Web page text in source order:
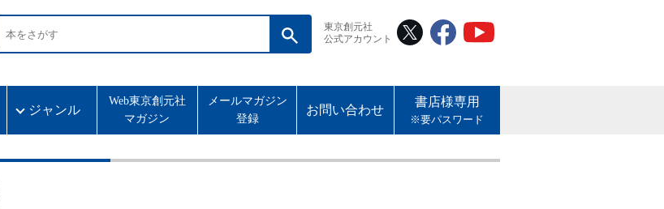
東京創元社
公式アカウント
ジャンル
Web東京創元社
マガジン
メールマガジン
登録
お問い合わせ
書店様専用
※要パスワード